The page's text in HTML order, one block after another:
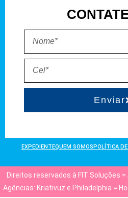
Enviar
EXPEDIENTEQUEM SOMOSPOLÍTICA
Direitos reservados à FIT Soluções
Agências: Kriativuz e Philadelphia =